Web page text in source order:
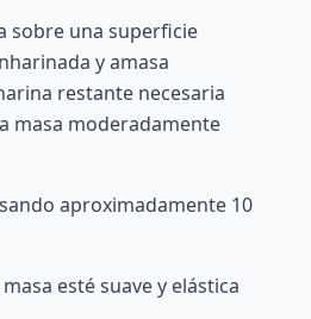
sobre una superficie
y amasa
restante necesaria
masa moderadamente
aproximadamente 10
esté suave y elástica